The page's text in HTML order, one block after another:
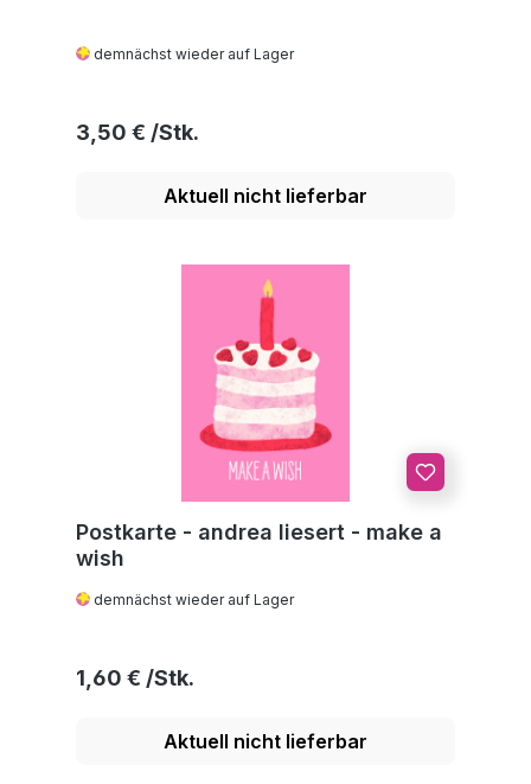
demnächst wieder auf Lager
Regulärer Preis:
3,50 €
Aktuell nicht lieferbar
Postkarte - andrea liesert - make a
wish
demnächst wieder auf Lager
Regulärer Preis:
1,60 €
Aktuell nicht lieferbar